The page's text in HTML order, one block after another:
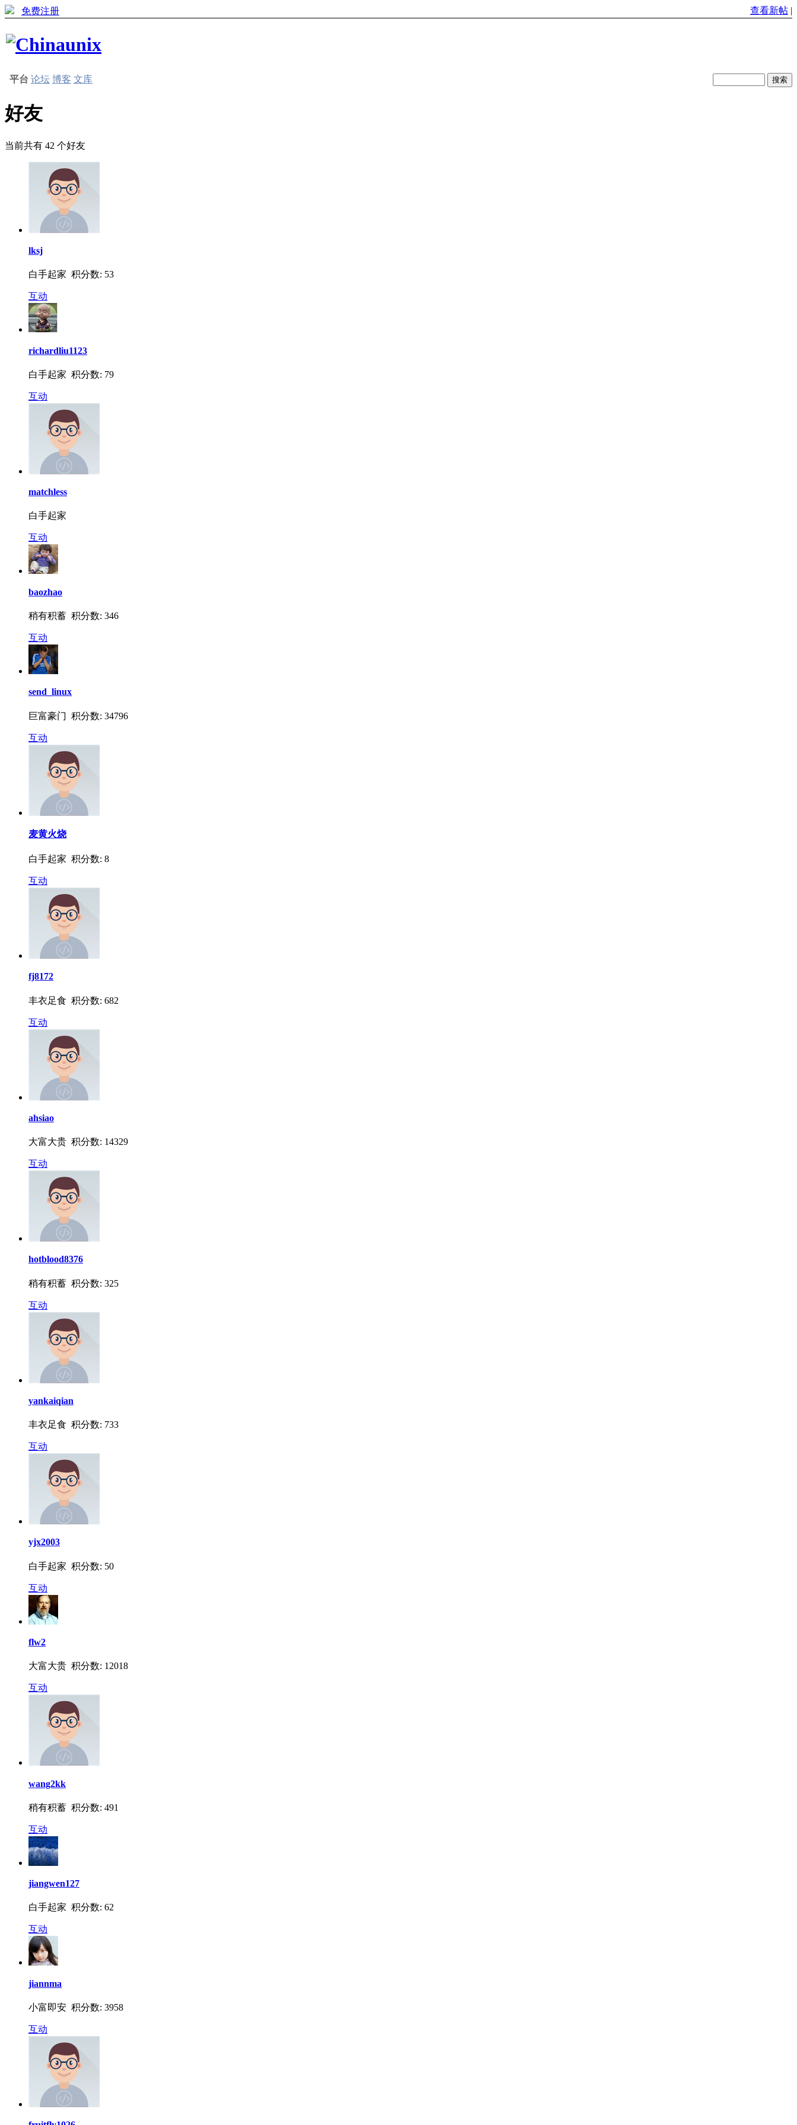
免费注册 查看新帖 |
平台 论坛 博客 文库
好友
当前共有 42 个好友
lksj
白手起家 积分数: 53
互动
richardliu1123
白手起家 积分数: 79
互动
matchless
白手起家
互动
baozhao
稍有积蓄 积分数: 346
互动
send_linux
巨富豪门 积分数: 34796
互动
麦黄火烧
白手起家 积分数: 8
互动
fj8172
丰衣足食 积分数: 682
互动
ahsiao
大富大贵 积分数: 14329
互动
hotblood8376
稍有积蓄 积分数: 325
互动
yankaiqian
丰衣足食 积分数: 733
互动
yjx2003
白手起家 积分数: 50
互动
flw2
大富大贵 积分数: 12018
互动
wang2kk
稍有积蓄 积分数: 491
互动
jiangwen127
白手起家 积分数: 62
互动
jiannma
小富即安 积分数: 3958
互动